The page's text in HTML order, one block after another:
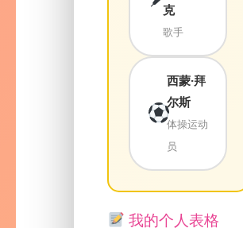
克
歌手
西蒙·拜
尔斯
体操运动
员
我的个人表格